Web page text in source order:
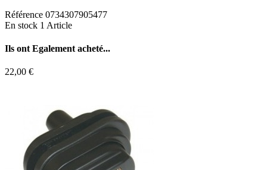
Référence 0734307905477
En stock 1 Article
Ils ont Egalement acheté...
22,00 €